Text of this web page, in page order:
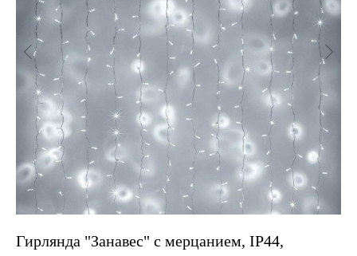
Гирлянда "Занавес" c мерцанием, IP44,